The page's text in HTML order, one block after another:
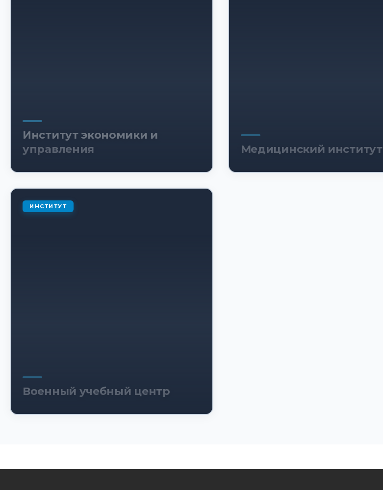
Институт экономики и
управления
Медицинский институт
Военный учебный центр
ИНСТИТУТ